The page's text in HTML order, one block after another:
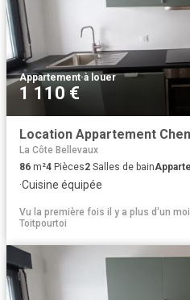
Appartement·à louer
1 110 €
La Côte Bellevaux
86 m²4 Pièces2 Salles de bain
·Cuisine équipée
Vu la première fois il y a plus d'un
Toitpourtoi